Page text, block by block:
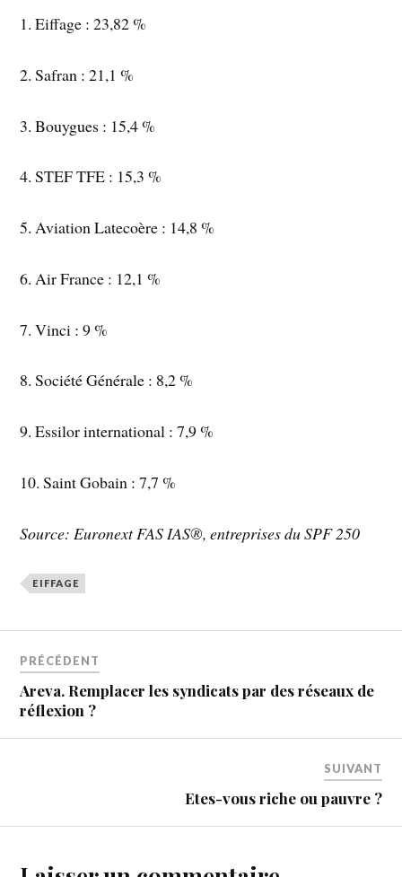
1. Eiffage : 23,82 %
2. Safran : 21,1 %
3. Bouygues : 15,4 %
4. STEF TFE : 15,3 %
5. Aviation Latecoère : 14,8 %
6. Air France : 12,1 %
7. Vinci : 9 %
8. Société Générale : 8,2 %
9. Essilor international : 7,9 %
10. Saint Gobain : 7,7 %
Source: Euronext FAS IAS®, entreprises du SPF 250
EIFFAGE
PRÉCÉDENT
Areva. Remplacer les syndicats par des réseaux de
réflexion ?
SUIVANT
Etes-vous riche ou pauvre ?